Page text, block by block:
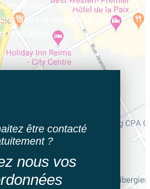
séparez du bien. Nous
dans la revente de votre
immobilier.
être contacté
?
nous vos